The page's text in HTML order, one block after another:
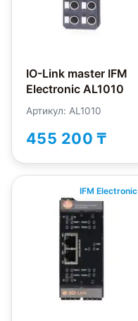
IO-Link master IFM
Electronic AL1010
Артикул: AL1010
455 200 ₸
IFM Electronic